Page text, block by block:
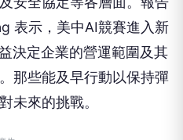
表示，美中AI競賽進入新
決定企業的營運範圍及其
那些能及早行動以保持彈
未來的挑戰。